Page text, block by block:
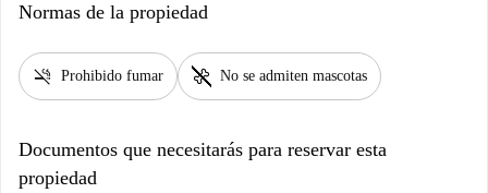
Normas de la propiedad
smoke_free Prohibido fumar pet_supplies No se admiten mascotas
Documentos que necesitarás para reservar esta
propiedad